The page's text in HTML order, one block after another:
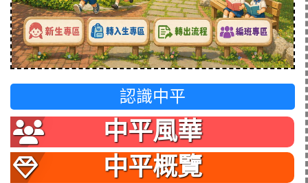
認識中平
中平風華
中平概覽